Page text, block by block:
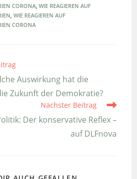
CORONA WIE REAGIEREN AUF
WIE REAGIEREN AUF
CORONA
Auswirkung hat die
Zukunft der Demokratie?
Nächster Beitrag
Der konservative Reflex –
auf DLFnova